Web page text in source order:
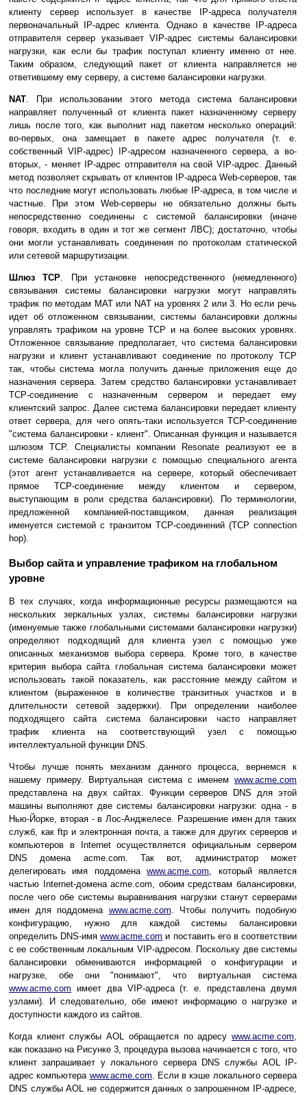
клиенту сервер использует в качестве IP-адреса получателя
первоначальный IP-адрес клиента. Однако в качестве IP-адреса
отправителя сервер указывает VIP-адрес системы балансировки
нагрузки, как если бы трафик поступал клиенту именно от нее.
Таким образом, следующий пакет от клиента направляется не
ответившему ему серверу, а системе балансировки нагрузки.
NAT . При использовании этого метода система балансировки
направляет полученный от клиента пакет назначенному серверу
лишь после того, как выполнит над пакетом несколько операций:
во-первых, она замещает в пакете адрес получателя (т. е.
собственный VIP-адрес) IP-адресом назначенного сервера, а во-
вторых, - меняет IP-адрес отправителя на свой VIP-адрес. Данный
метод позволяет скрывать от клиентов IP-адреса Web-серверов, так
что последние могут использовать любые IP-адреса, в том числе и
частные. При этом Web-серверы не обязательно должны быть
непосредственно соединены с системой балансировки (иначе
говоря, входить в один и тот же сегмент ЛВС); достаточно, чтобы
они могли устанавливать соединения по протоколам статической
или сетевой маршрутизации.
Шлюз TCP . При установке непосредственного (немедленного)
связывания системы балансировки нагрузки могут направлять
трафик по методам MAT или NAT на уровнях 2 или 3. Но если речь
идет об отложенном связывании, системы балансировки должны
управлять трафиком на уровне TCP и на более высоких уровнях.
Отложенное связывание предполагает, что система балансировки
нагрузки и клиент устанавливают соединение по протоколу TCP
так, чтобы система могла получить данные приложения еще до
назначения сервера. Затем средство балансировки устанавливает
TCP-соединение с назначенным сервером и передает ему
клиентский запрос. Далее система балансировки передает клиенту
ответ сервера, для чего опять-таки используется TCP-соединение
"система балансировки - клиент". Описанная функция и называется
шлюзом TCP. Специалисты компании Resonate реализуют ее в
системе балансировки нагрузки с помощью специального агента
(этот агент устанавливается на сервере, который обеспечивает
прямое TCP-соединение между клиентом и сервером,
выступающим в роли средства балансировки). По терминологии,
предложенной компанией-поставщиком, данная реализация
именуется системой с транзитом TCP-соединений (TCP connection
hop).
Выбор сайта и управление трафиком на глобальном
уровне
В тех случаях, когда информационные ресурсы размещаются на
нескольких зеркальных узлах, системы балансировки нагрузки
(именуемые также глобальными системами балансировки нагрузки)
определяют подходящий для клиента узел с помощью уже
описанных механизмов выбора сервера. Кроме того, в качестве
критерия выбора сайта глобальная система балансировки может
использовать такой показатель, как расстояние между сайтом и
клиентом (выраженное в количестве транзитных участков и в
длительности сетевой задержки). При определении наиболее
подходящего сайта система балансировки часто направляет
трафик клиента на соответствующий узел с помощью
интеллектуальной функции DNS.
Чтобы лучше понять механизм данного процесса, вернемся к
нашему примеру. Виртуальная система с именем www.acme.com
представлена на двух сайтах. Функции серверов DNS для этой
машины выполняют две системы балансировки нагрузки: одна - в
Нью-Йорке, вторая - в Лос-Анджелесе. Разрешение имен для таких
служб, как ftp и электронная почта, а также для других серверов и
компьютеров в Internet осуществляется официальным сервером
DNS домена acme.com. Так вот, администратор может
делегировать имя поддоменаwww.acme.com , который является
частью Internet-домена acme.com, обоим средствам балансировки,
после чего обе системы выравнивания нагрузки станут серверами
имен для поддомена www.acme.com . Чтобы получить подобную
конфигурацию, нужно для каждой системы балансировки
определить DNS-имяwww.acme.com и поставить его в соответствии
с ее собственным локальным VIP-адресом. Поскольку две системы
балансировки обмениваются информацией о конфигурации и
нагрузке, обе они "понимают", что виртуальная система
www.acme.com имеет два VIP-адреса (т. е. представлена двумя
узлами). И следовательно, обе имеют информацию о нагрузке и
доступности каждого из сайтов.
Когда клиент службы AOL обращается по адресу www.acme.com
как показано на Рисунке 3, процедура вызова начинается с того, что
клиент запрашивает у локального сервера DNS службы AOL IP-
адрес компьютера www.acme.com . Если в кэше локального сервера
DNS службы AOL не содержится данных о запрошенном IP-адресе,